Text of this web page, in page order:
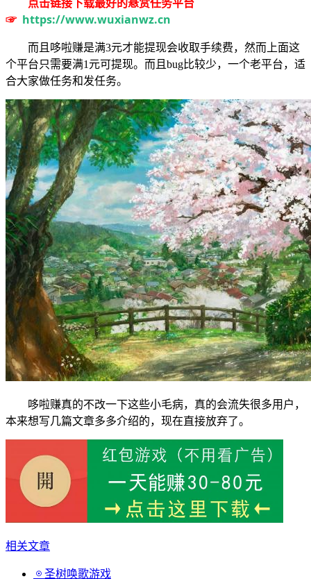
☞ https://www.wuxianwz.cn
而且哆啦赚是满3元才能提现会收取手续费，然而上面这
个平台只需要满1元可提现。而且bug比较少，一个老平台，适
合大家做任务和发任务。
哆啦赚真的不改一下这些小毛病，真的会流失很多用户，
本来想写几篇文章多多介绍的，现在直接放弃了。
相关文章
圣树唤歌游戏